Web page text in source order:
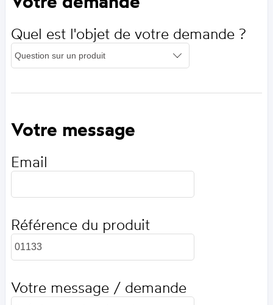
Quel est l'objet de votre demande ?
Votre message
Email
Référence du produit
Votre message / demande